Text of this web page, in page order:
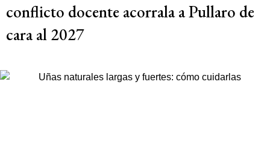
conflicto docente acorrala a Pullaro de
cara al 2027